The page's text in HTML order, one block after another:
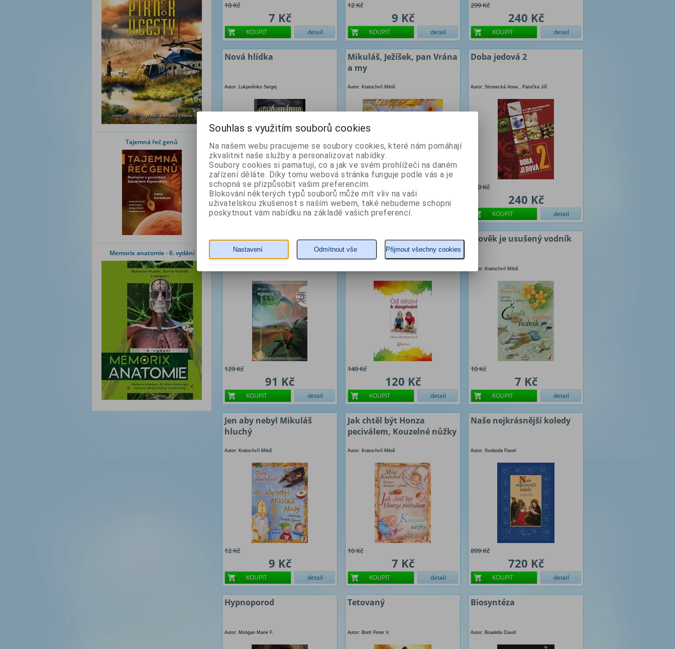
Tajemná řeč genů
Memorix anatomie - 6. vydání
10 Kč
7 Kč
KOUPIT detail
12 Kč
9 Kč
KOUPIT detail
299 Kč
240 Kč
KOUPIT detail
Nová hlídka
Autor: Lukjaněnko Sergej
299 Kč
209 Kč
KOUPIT detail
Mikuláš, Ježíšek, pan Vrána
a my
Autor: Kratochvíl Miloš
299 Kč
240 Kč
KOUPIT
Doba jedová 2
Autor: Strunecká Anna , Patočka Jiří
300 Kč
240 Kč
KOUPIT detail
JFK 1 - Pašerák
129 Kč
91 Kč
KOUPIT detail
Od dětství k dospívání
149 Kč
120 Kč
KOUPIT detail
Člověk je usušený vodník
Autor: Kratochvíl Miloš
10 Kč
7 Kč
KOUPIT detail
Jen aby nebyl Mikuláš
hluchý
Autor: Kratochvíl Miloš
12 Kč
9 Kč
KOUPIT detail
Jak chtěl být Honza
peciválem, Kouzelné nůžky
Autor: Kratochvíl Miloš
10 Kč
7 Kč
KOUPIT detail
Naše nejkrásnější koledy
Autor: Svoboda Pavel
899 Kč
720 Kč
KOUPIT detail
Hypnoporod
Autor: Mongan Marie F.
Tetovaný
Autor: Brett Peter V.
Biosyntéza
Autor: Boadella David
Souhlas s využitím souborů cookies
Na našem webu pracujeme se soubory cookies, které nám pomáhají
zkvalitnit naše služby a personalizovat nabídky.
Soubory cookies si pamatují, co a jak ve svém prohlížeči na daném
zařízení děláte. Díky tomu webová stránka funguje podle vás a je
schopná se přizpůsobit vašim preferencím.
Blokování některých typů souborů může mít vliv na vaši
uživatelskou zkušenost s naším webem, také nebudeme schopni
poskytnout vám nabídku na základě vašich preferencí.
Nastavení Odmítnout vše Přijmout všechny cookies